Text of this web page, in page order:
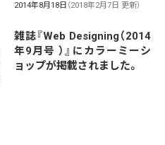
2014年8月18日 （2018年2月7日 更新）
雑誌『Web Designing（2014
年9月号 ）』にカラーミーシ
ョップが掲載されました。